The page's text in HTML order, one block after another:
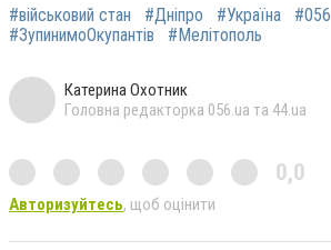
#військовий стан #Дніпро #Україна #056
#ЗупинимоОкупантів
#Мелітополь
Катерина Охотник
Головна редакторка 056.ua та 44.ua
0,0
Авторизуйтесь, щоб оцінити